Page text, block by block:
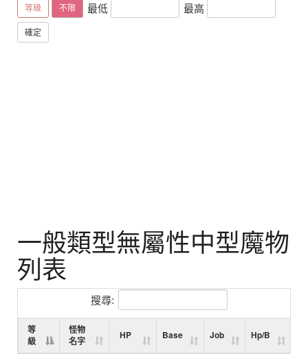
等級 不限 最低 最高
確定
一般類型無屬性中型魔物
列表
搜尋:
等
級
怪物
名字
HP Base Job Hp/B